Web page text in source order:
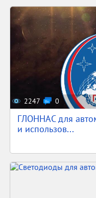
2247 0
ГЛОННАС для
и использов...